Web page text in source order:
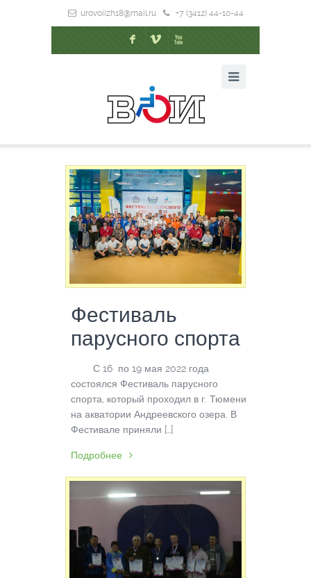
urovoiizh18@mail.ru +7 (3412) 44-10-44
F V X
Фестиваль
парусного спорта
С 16 по 19 мая 2022 года
состоялся Фестиваль парусного
спорта, который проходил в г. Тюмени
на акватории Андреевского озера. В
Фестивале приняли […]
Подробнее